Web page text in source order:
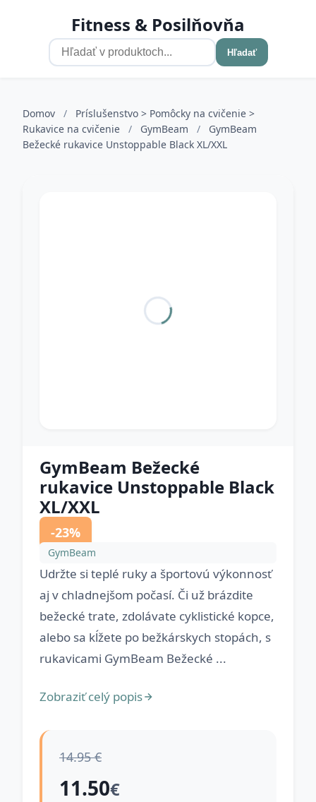
Fitness & Posilňovňa
Hľadať
Domov /
Príslušenstvo > Pomôcky na cvičenie >
Rukavice na cvičenie
/ GymBeam /
GymBeam
Bežecké rukavice Unstoppable Black XL/XXL
GymBeam Bežecké
rukavice Unstoppable Black
XL/XXL
-23%
GymBeam
Udržte si teplé ruky a športovú výkonnosť
aj v chladnejšom počasí. Či už brázdite
bežecké trate, zdolávate cyklistické kopce,
alebo sa kĺžete po bežkárskych stopách, s
rukavicami GymBeam Bežecké ...
Zobraziť celý popis
14.95 €
11.50€